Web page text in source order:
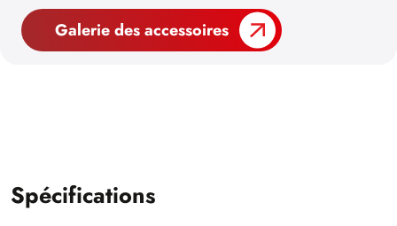
Galerie des accessoires
Spécifications